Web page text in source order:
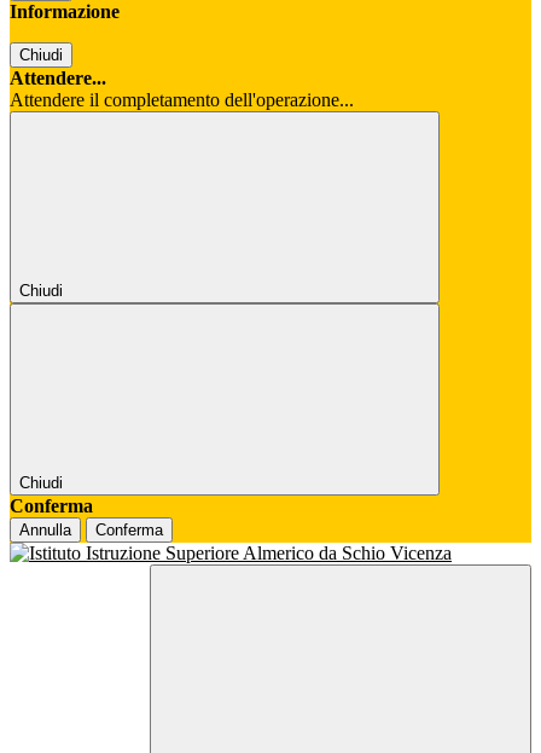
Informazione
Chiudi
Attendere...
Attendere il completamento dell'operazione...
Chiudi
Chiudi
Conferma
Annulla Conferma